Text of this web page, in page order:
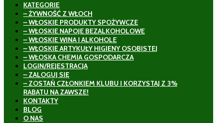
KATEGORIE
– ŻYWNOŚĆ Z WŁOCH
– WŁOSKIE PRODUKTY SPOŻYWCZE
– WŁOSKIE NAPOJE BEZALKOHOLOWE
– WŁOSKIE WINA I ALKOHOLE
– WŁOSKIE ARTYKUŁY HIGIENY OSOBISTEJ
– WŁOSKA CHEMIA GOSPODARCZA
LOGIN/REJESTRACJA
– ZALOGUJ SIĘ
– ZOSTAŃ CZŁONKIEM KLUBU I KORZYSTAJ Z 3%
RABATU NA ZAWSZE!
KONTAKTY
BLOG
O NAS